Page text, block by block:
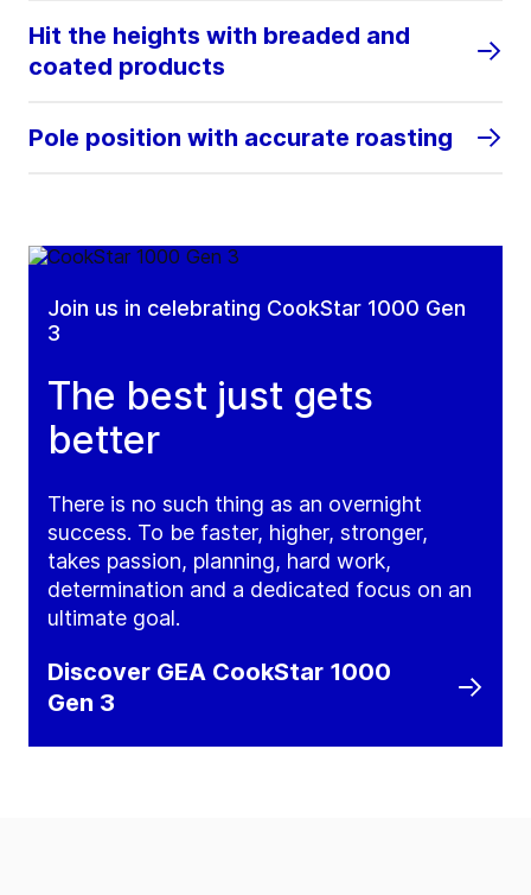
Hit the heights with breaded and
coated products
Pole position with accurate roasting
Join us in celebrating CookStar 1000 Gen
3
The best just gets
better
There is no such thing as an overnight
success. To be faster, higher, stronger,
takes passion, planning, hard work,
determination and a dedicated focus on an
ultimate goal.
Discover GEA CookStar 1000
Gen 3